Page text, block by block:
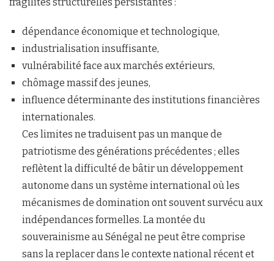
fragilités structurelles persistantes :
dépendance économique et technologique,
industrialisation insuffisante,
vulnérabilité face aux marchés extérieurs,
chômage massif des jeunes,
influence déterminante des institutions financières
internationales.
Ces limites ne traduisent pas un manque de
patriotisme des générations précédentes ; elles
reflètent la difficulté de bâtir un développement
autonome dans un système international où les
mécanismes de domination ont souvent survécu aux
indépendances formelles. La montée du
souverainisme au Sénégal ne peut être comprise
sans la replacer dans le contexte national récent et